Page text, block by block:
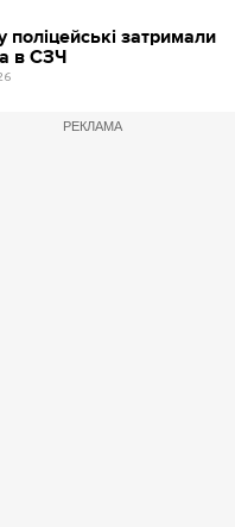
поліцейські затримали
в СЗЧ
РЕКЛАМА